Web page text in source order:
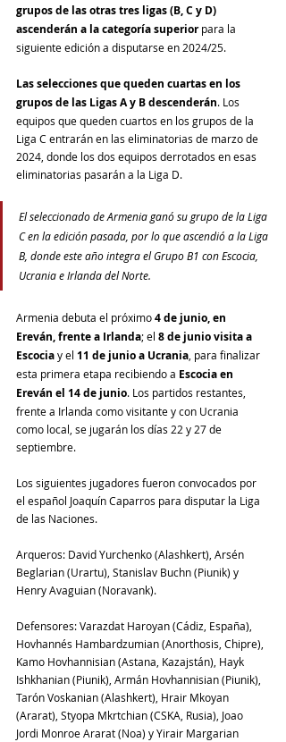
grupos de las otras tres ligas (B, C y D)
ascenderán a la categoría superior para la
siguiente edición a disputarse en 2024/25.
Las selecciones que queden cuartas en los
grupos de las Ligas A y B descenderán. Los
equipos que queden cuartos en los grupos de la
Liga C entrarán en las eliminatorias de marzo de
2024, donde los dos equipos derrotados en esas
eliminatorias pasarán a la Liga D.
El seleccionado de Armenia ganó su grupo de la Liga
C en la edición pasada, por lo que ascendió a la Liga
B, donde este año integra el Grupo B1 con Escocia,
Ucrania e Irlanda del Norte.
Armenia debuta el próximo 4 de junio, en
Ereván, frente a Irlanda; el 8 de junio visita a
Escocia y el 11 de junio a Ucrania , para finalizar
esta primera etapa recibiendo a Escocia en
Ereván el 14 de junio. Los partidos restantes,
frente a Irlanda como visitante y con Ucrania
como local, se jugarán los días 22 y 27 de
septiembre.
Los siguientes jugadores fueron convocados por
el español Joaquín Caparros para disputar la Liga
de las Naciones.
Arqueros: David Yurchenko (Alashkert), Arsén
Beglarian (Urartu), Stanislav Buchn (Piunik) y
Henry Avaguian (Noravank).
Defensores: Varazdat Haroyan (Cádiz, España),
Hovhannés Hambardzumian (Anorthosis, Chipre),
Kamo Hovhannisian (Astana, Kazajstán), Hayk
Ishkhanian (Piunik), Armán Hovhannisian (Piunik),
Tarón Voskanian (Alashkert), Hrair Mkoyan
(Ararat), Styopa Mkrtchian (CSKA, Rusia), Joao
Jordi Monroe Ararat (Noa) y Yirair Margarian